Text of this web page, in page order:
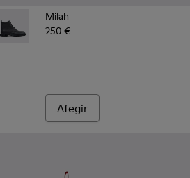
de pell burdeus per a dona.
- Botes de turmell de pell negres
004
Pix - K400830-001
Milah
250 €
Afegir